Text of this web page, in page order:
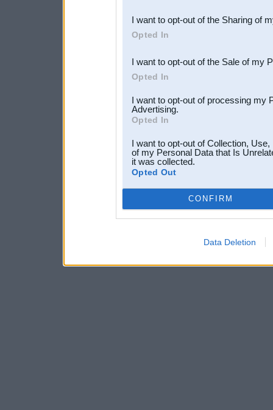
Downstream Participants
third parties.
I want to opt-out of the Sharing of
Opted In
I want to opt-out of the Sale of my
Opted In
I want to opt-out of processing my
Advertising.
Opted In
I want to opt-out of Collection,
of my Personal Data that Is
it was collected.
Opted Out
CONFIRM
Data Deletion